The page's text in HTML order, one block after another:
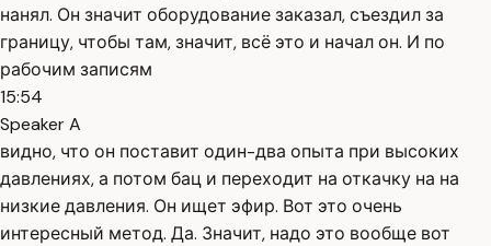
нанял. Он значит оборудование заказал, съездил за
границу, чтобы там, значит, всё это и начал он. И по
рабочим записям
15:54
Speaker A
видно, что он поставит один-два опыта при высоких
давлениях, а потом бац и переходит на откачку на на
низкие давления. Он ищет эфир. Вот это очень
интересный метод. Да. Значит, надо это вообще вот